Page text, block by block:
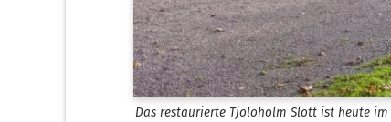
Das restau­rier­te Tjo­löholm Slott ist heu­te